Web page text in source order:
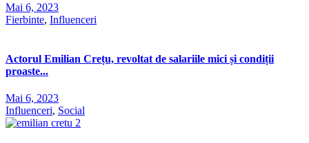
Mai 6, 2023
Fierbinte, Influenceri
Actorul Emilian Crețu, revoltat de salariile mici și condiții
proaste...
Mai 6, 2023
Influenceri, Social